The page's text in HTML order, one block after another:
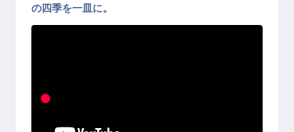
調理補助｜未経験歓迎／週2〜・1日
の四季を一皿に。